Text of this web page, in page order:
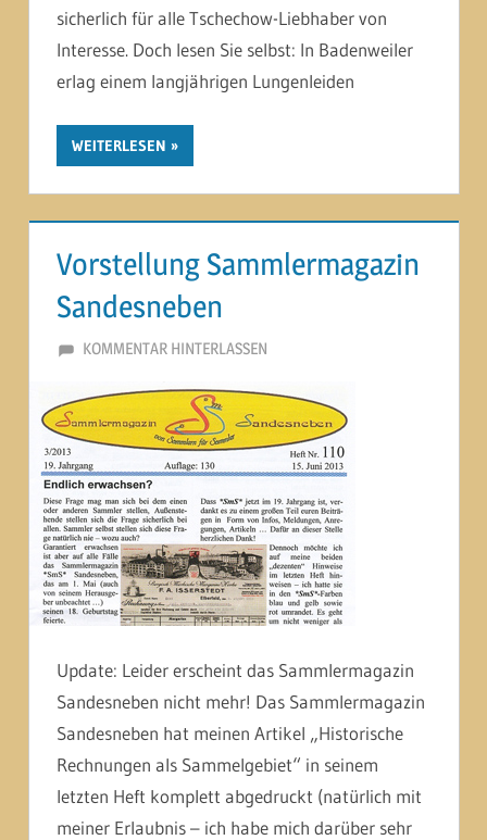
sicherlich für alle Tschechow-Liebhaber von
Interesse. Doch lesen Sie selbst: In Badenweiler
erlag einem langjährigen Lungenleiden
WEITERLESEN
Vorstellung Sammlermagazin
Sandesneben
4. JULI 2013
MARTINA BERG
KOMMENTAR HINTERLASSEN
Update: Leider erscheint das Sammlermagazin
Sandesneben nicht mehr! Das Sammlermagazin
Sandesneben hat meinen Artikel „Historische
Rechnungen als Sammelgebiet“ in seinem
letzten Heft komplett abgedruckt (natürlich mit
meiner Erlaubnis – ich habe mich darüber sehr